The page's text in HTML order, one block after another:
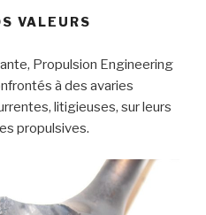
VALEURS
Propulsion Engineering
à des avaries
litigieuses, sur leurs
propulsives.